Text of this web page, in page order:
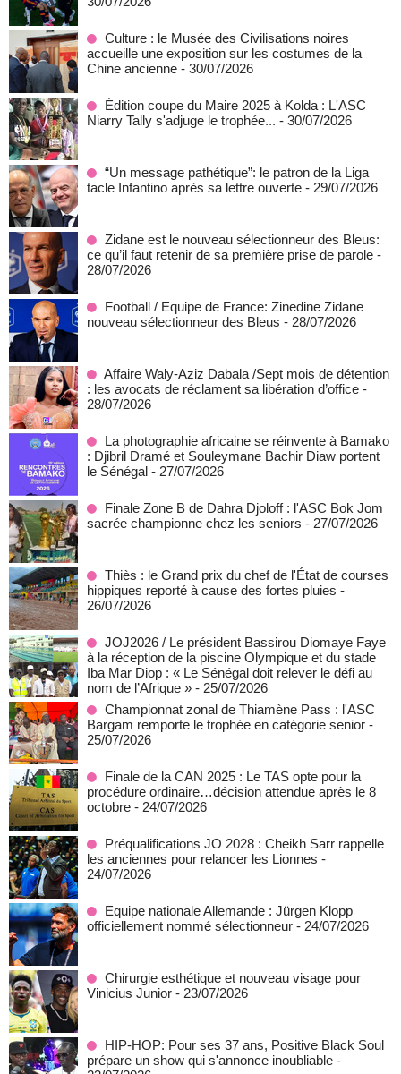
Culture : le Musée des Civilisations noires
accueille une exposition sur les costumes de la
Chine ancienne - 30/07/2026
Édition coupe du Maire 2025 à Kolda : L'ASC
Niarry Tally s'adjuge le trophée... - 30/07/2026
“Un message pathétique”: le patron de la Liga
tacle Infantino après sa lettre ouverte - 29/07/2026
Zidane est le nouveau sélectionneur des Bleus:
ce qu’il faut retenir de sa première prise de parole -
28/07/2026
Football / Equipe de France: Zinedine Zidane
nouveau sélectionneur des Bleus - 28/07/2026
Affaire Waly-Aziz Dabala /Sept mois de détention
: les avocats de réclament sa libération d’office -
28/07/2026
La photographie africaine se réinvente à Bamako
: Djibril Dramé et Souleymane Bachir Diaw portent
le Sénégal - 27/07/2026
Finale Zone B de Dahra Djoloff : l'ASC Bok Jom
sacrée championne chez les seniors - 27/07/2026
Thiès : le Grand prix du chef de l'État de courses
hippiques reporté à cause des fortes pluies -
26/07/2026
JOJ2026 / Le président Bassirou Diomaye Faye
à la réception de la piscine Olympique et du stade
Iba Mar Diop : « Le Sénégal doit relever le défi au
nom de l’Afrique » - 25/07/2026
Championnat zonal de Thiamène Pass : l'ASC
Bargam remporte le trophée en catégorie senior -
25/07/2026
Finale de la CAN 2025 : Le TAS opte pour la
procédure ordinaire…décision attendue après le 8
octobre - 24/07/2026
Préqualifications JO 2028 : Cheikh Sarr rappelle
les anciennes pour relancer les Lionnes -
24/07/2026
Equipe nationale Allemande : Jürgen Klopp
officiellement nommé sélectionneur - 24/07/2026
Chirurgie esthétique et nouveau visage pour
Vinicius Junior - 23/07/2026
HIP-HOP: Pour ses 37 ans, Positive Black Soul
prépare un show qui s'annonce inoubliable -